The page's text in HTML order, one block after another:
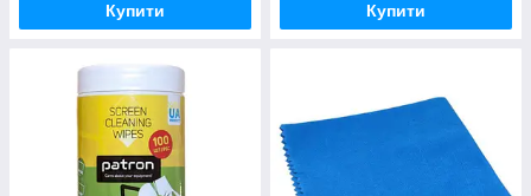
Купити Купити